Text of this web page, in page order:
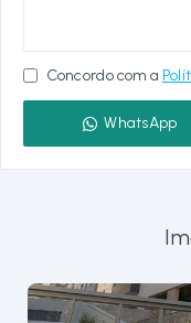
Concordo com a
WhatsApp